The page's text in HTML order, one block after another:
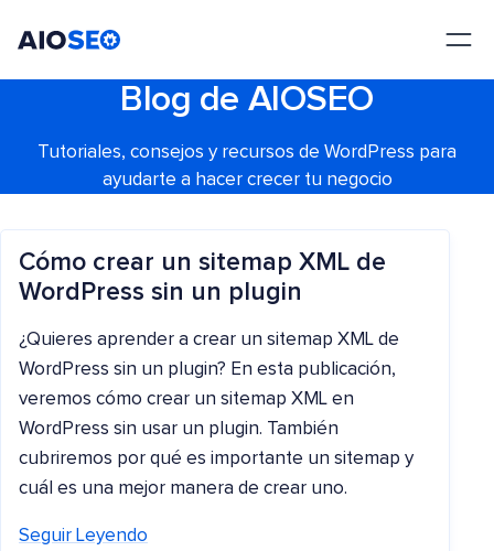
Blog de AIOSEO
Tutoriales, consejos y recursos de WordPress para
ayudarte a hacer crecer tu negocio
Cómo crear un sitemap XML de
WordPress sin un plugin
¿Quieres aprender a crear un sitemap XML de
WordPress sin un plugin? En esta publicación,
veremos cómo crear un sitemap XML en
WordPress sin usar un plugin. También
cubriremos por qué es importante un sitemap y
cuál es una mejor manera de crear uno.
Seguir Leyendo